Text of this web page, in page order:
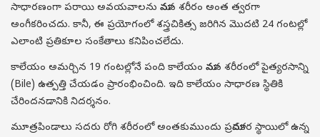
సాధారణంగా పరాయి అవయవాలను మానవ శరీరం అంత త్వరగా
అంగీకరించదు. కానీ, ఈ ప్రయోగంలో శస్త్రచికిత్స జరిగిన మొదటి 24 గంటల్లో
ఎలాంటి ప్రతికూల సంకేతాలు కనిపించలేదు.
కాలేయం అమర్చిన 19 గంటల్లోనే పంది కాలేయం మానవ శరీరంలో పైత్యరసాన్ని
(Bile) ఉత్పత్తి చేయడం ప్రారంభించింది. ఇది కాలేయం సాధారణ స్థితికి
చేరిందనడానికి నిదర్శనం.
మూత్రపిండాలు సదరు రోగి శరీరంలో అంతకుముందు ప్రమాదకర స్థాయిలో ఉన్న